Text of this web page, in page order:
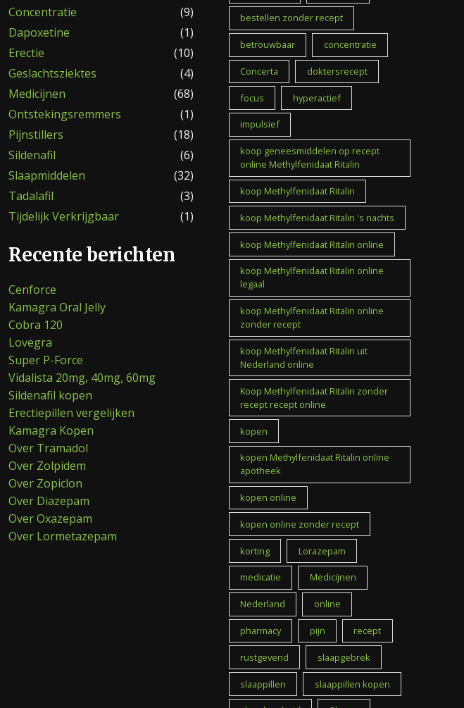
Concentratie
(9)
Dapoxetine
(1)
Erectie
(10)
Geslachtsziektes
(4)
Medicijnen
(68)
Ontstekingsremmers
(1)
Pijnstillers
(18)
Sildenafil
(6)
Slaapmiddelen
(32)
Tadalafil
(3)
Tijdelijk Verkrijgbaar
(1)
Recente berichten
Cenforce
Kamagra Oral Jelly
Cobra 120
Lovegra
Super P-Force
Vidalista 20mg, 40mg, 60mg
Sildenafil kopen
Erectiepillen vergelijken
Kamagra Kopen
Over Tramadol
Over Zolpidem
Over Zopiclon
Over Diazepam
Over Oxazepam
Over Lormetazepam
bestellen zonder recept
betrouwbaar concentratie
Concerta doktersrecept
focus hyperactief
impulsief
koop geneesmiddelen op recept
online Methylfenidaat Ritalin
koop Methylfenidaat Ritalin
koop Methylfenidaat Ritalin 's nachts
koop Methylfenidaat Ritalin online
koop Methylfenidaat Ritalin online
legaal
koop Methylfenidaat Ritalin online
zonder recept
koop Methylfenidaat Ritalin uit
Nederland online
Koop Methylfenidaat Ritalin zonder
recept recept online
kopen
kopen Methylfenidaat Ritalin online
apotheek
kopen online
kopen online zonder recept
korting Lorazepam
medicatie Medicijnen
Nederland online
pharmacy pijn recept
rustgevend slaapgebrek
slaappillen slaappillen kopen